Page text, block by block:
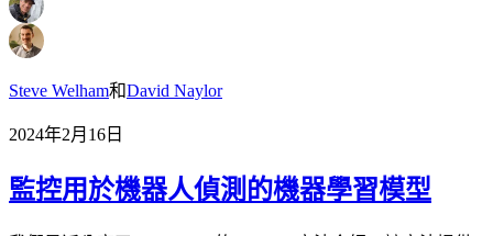
Steve Welham和David Naylor
2024年2月16日
監控用於機器人偵測的機器學習模型